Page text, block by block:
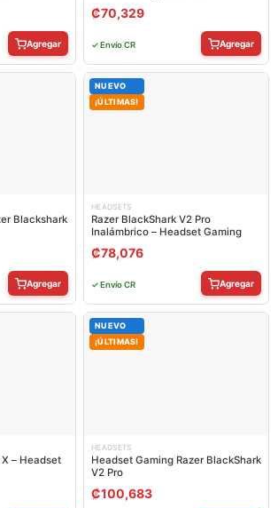
Agregar
₡70,329
✓ Envío CR Agregar
Blackshark
Agregar
NUEVO
¡ÚLTIMAS!
HEADSETS
Razer BlackShark V2 Pro
Inalámbrico – Headset Gaming
₡78,076
✓ Envío CR Agregar
– Headset
NUEVO
¡ÚLTIMAS!
HEADSETS
Headset Gaming Razer BlackShark
V2 Pro
₡100,683